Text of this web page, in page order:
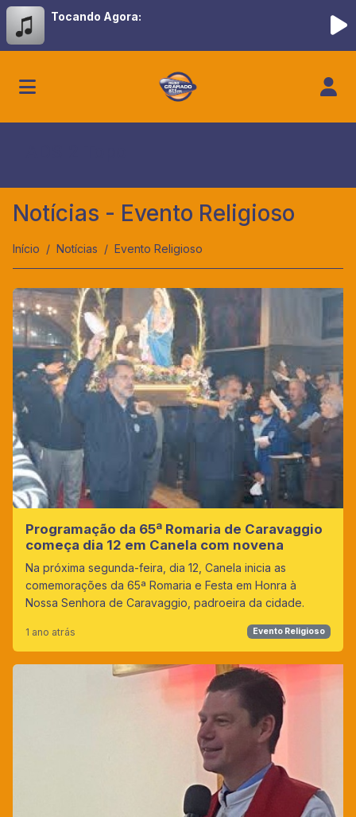
Tocando Agora:
Notícias - Evento Religioso
Início Notícias Evento Religioso
Programação da 65ª Romaria de Caravaggio
começa dia 12 em Canela com novena
Na próxima segunda-feira, dia 12, Canela inicia as
comemorações da 65ª Romaria e Festa em Honra à
Nossa Senhora de Caravaggio, padroeira da cidade.
1 ano atrás Evento Religioso